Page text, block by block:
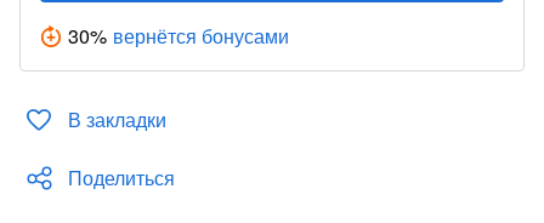
30% вернётся бонусами
В закладки
Поделиться